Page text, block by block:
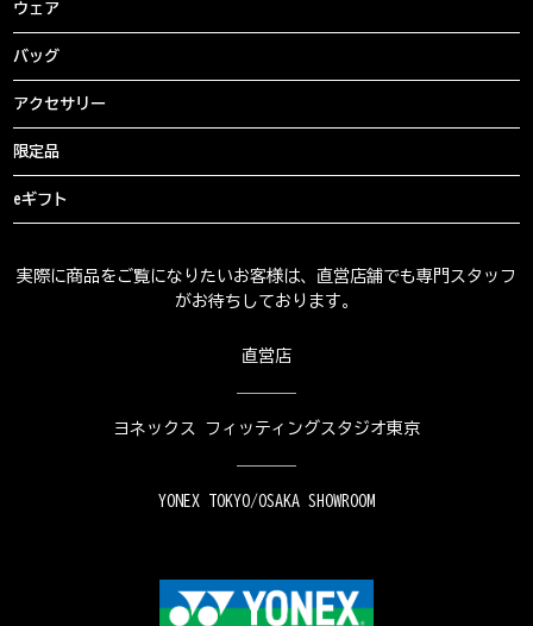
ウェア
バッグ
アクセサリー
限定品
eギフト
実際に商品をご覧になりたいお客様は、直営店舗でも専門スタッフ
がお待ちしております。
直営店
ヨネックス フィッティングスタジオ東京
YONEX TOKYO/OSAKA SHOWROOM